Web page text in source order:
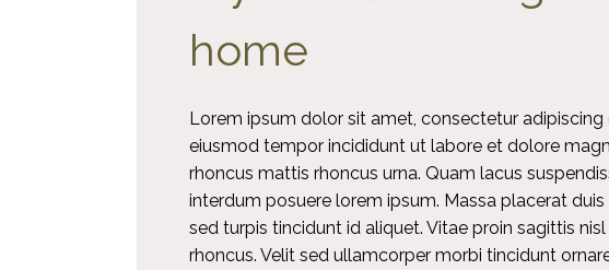
home
Lorem ipsum dolor sit amet, consectetur adipiscing
eiusmod tempor incididunt ut labore et dolore
rhoncus mattis rhoncus urna. Quam lacus
interdum posuere lorem ipsum. Massa placerat duis
sed turpis tincidunt id aliquet. Vitae proin sagittis
rhoncus. Velit sed ullamcorper morbi tincidunt